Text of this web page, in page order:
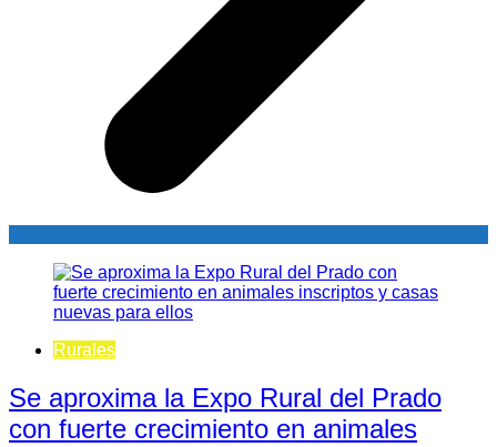
Rurales
Se aproxima la Expo Rural del Prado
con fuerte crecimiento en animales